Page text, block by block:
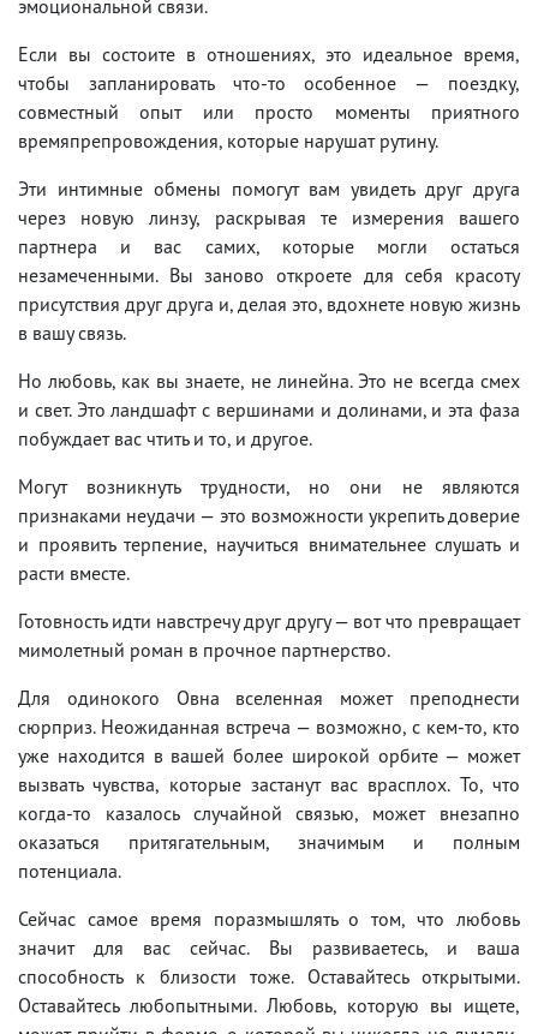
эмоциональной связи.
Если вы состоите в отношениях, это идеальное время,
чтобы запланировать что-то особенное — поездку,
совместный опыт или просто моменты приятного
времяпрепровождения, которые нарушат рутину.
Эти интимные обмены помогут вам увидеть друг друга
через новую линзу, раскрывая те измерения вашего
партнера и вас самих, которые могли остаться
незамеченными. Вы заново откроете для себя красоту
присутствия друг друга и, делая это, вдохнете новую жизнь
в вашу связь.
Но любовь, как вы знаете, не линейна. Это не всегда смех
и свет. Это ландшафт с вершинами и долинами, и эта фаза
побуждает вас чтить и то, и другое.
Могут возникнуть трудности, но они не являются
признаками неудачи — это возможности укрепить доверие
и проявить терпение, научиться внимательнее слушать и
расти вместе.
Готовность идти навстречу друг другу — вот что превращает
мимолетный роман в прочное партнерство.
Для одинокого Овна вселенная может преподнести
сюрприз. Неожиданная встреча — возможно, с кем-то, кто
уже находится в вашей более широкой орбите — может
вызвать чувства, которые застанут вас врасплох. То, что
когда-то казалось случайной связью, может внезапно
оказаться притягательным, значимым и полным
потенциала.
Сейчас самое время поразмышлять о том, что любовь
значит для вас сейчас. Вы развиваетесь, и ваша
способность к близости тоже. Оставайтесь открытыми.
Оставайтесь любопытными. Любовь, которую вы ищете,